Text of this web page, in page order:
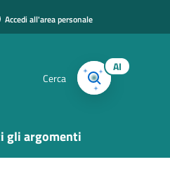
Accedi all'area personale
Cerca
AI
gli argomenti